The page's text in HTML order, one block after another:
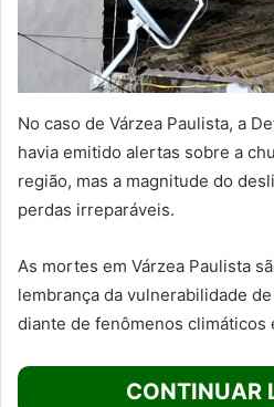
No caso de Várzea Paulista, a
havia emitido alertas sobre a
região, mas a magnitude do
perdas irreparáveis.
As mortes em Várzea Paulista
lembrança da vulnerabilidade
diante de fenômenos climáticos
CONTINUAR